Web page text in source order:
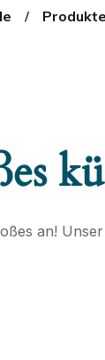
Produkte
an!